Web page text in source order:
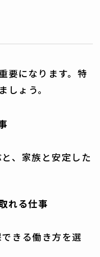
要になります。特
しょう。
、家族と安定した
れる仕事
きる働き方を選